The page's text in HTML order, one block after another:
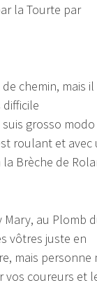
la Tourte par
chemin, mais il
grosso
roulant et avec
Brèche de
au Plomb
vôtres juste en
mais personne
vos coureurs et